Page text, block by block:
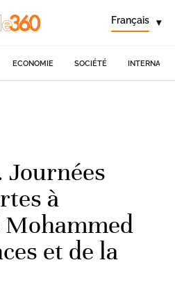
Français ▾
ECONOMIE SOCIÉTÉ
Journées
à
et de la